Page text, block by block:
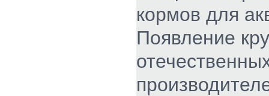
кормов для
Появление